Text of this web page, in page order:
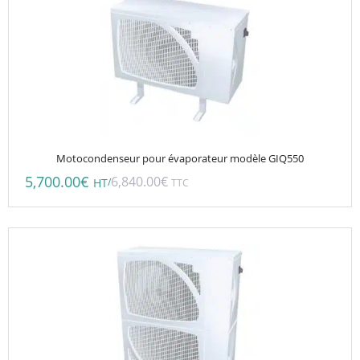
Motocondenseur pour évaporateur modèle GIQ550
5,700.00€ HT/6,840.00€ TTC